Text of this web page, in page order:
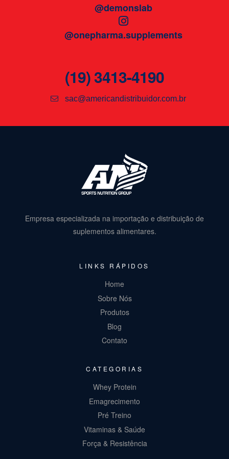
@demonslab
@onepharma.supplements
(19) 3413-4190
sac@americandistribuidor.com.br
Empresa especializada na importação e distribuição de
suplementos alimentares.
LINKS RÁPIDOS
Home
Sobre Nós
Produtos
Blog
Contato
CATEGORIAS
Whey Protein
Emagrecimento
Pré Treino
Vitaminas & Saúde
Força & Resistência